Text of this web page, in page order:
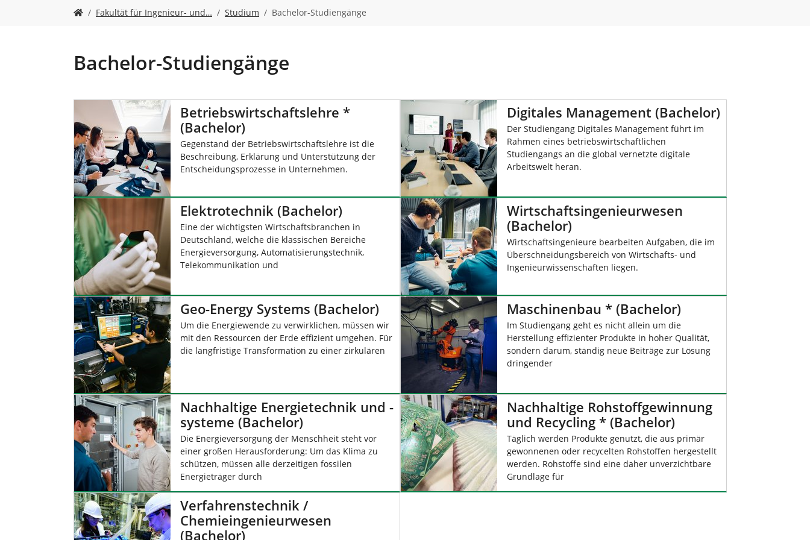
i
n
r
:
Fakultät für Ingenieur- und… Studium Bachelor-Studiengänge
Bachelor-Studiengänge
Betriebswirtschaftslehre *
(Bachelor)
Gegenstand der Betriebswirtschaftslehre ist die
Beschreibung, Erklärung und Unterstützung der
Entscheidungsprozesse in Unternehmen.
Digitales Management (Bachelor)
Der Studiengang Digitales Management führt im
Rahmen eines betriebswirtschaftlichen
Studiengangs an die global vernetzte digitale
Arbeitswelt heran.
Elektrotechnik (Bachelor)
Eine der wichtigsten Wirtschaftsbranchen in
Deutschland, welche die klassischen Bereiche
Energieversorgung, Automatisierungstechnik,
Telekommunikation und
Wirtschaftsingenieurwesen
(Bachelor)
Wirtschaftsingenieure bearbeiten Aufgaben, die im
Überschneidungsbereich von Wirtschafts- und
Ingenieurwissenschaften liegen.
Geo-Energy Systems (Bachelor)
Um die Energiewende zu verwirklichen, müssen wir
mit den Ressourcen der Erde effizient umgehen. Für
die langfristige Transformation zu einer zirkulären
Maschinenbau * (Bachelor)
Im Studiengang geht es nicht allein um die
Herstellung effizienter Produkte in hoher Qualität,
sondern darum, ständig neue Beiträge zur Lösung
dringender
Nachhaltige Energietechnik und -
systeme (Bachelor)
Die Energieversorgung der Menschheit steht vor
einer großen Herausforderung: Um das Klima zu
schützen, müssen alle derzeitigen fossilen
Energieträger durch
Nachhaltige Rohstoffgewinnung
und Recycling * (Bachelor)
Täglich werden Produkte genutzt, die aus primär
gewonnenen oder recycelten Rohstoffen hergestellt
werden. Rohstoffe sind eine daher unverzichtbare
Grundlage für
Verfahrenstechnik /
Chemieingenieurwesen
(Bachelor)